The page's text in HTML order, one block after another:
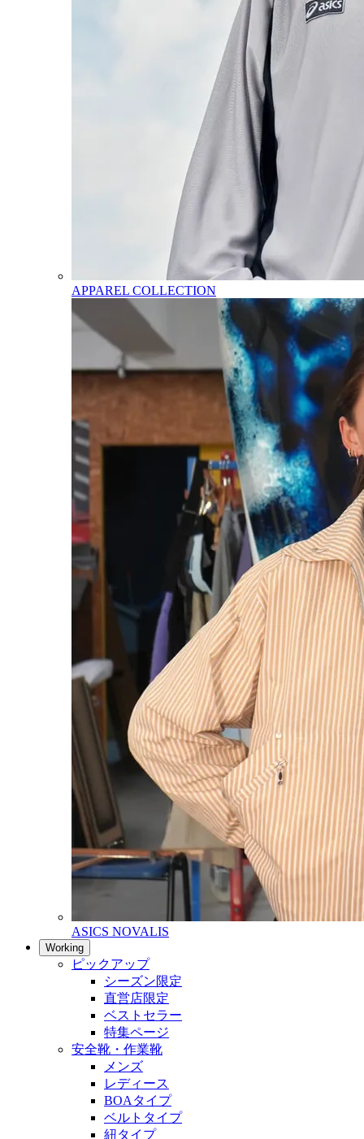
APPAREL COLLECTION
ASICS NOVALIS
Working
ピックアップ
シーズン限定
直営店限定
ベストセラー
特集ページ
安全靴・作業靴
メンズ
レディース
BOAタイプ
ベルトタイプ
紐タイプ